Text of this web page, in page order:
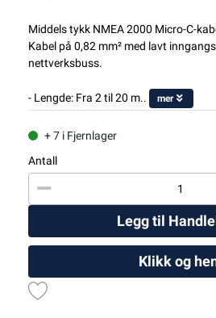
Middels tykk NMEA 2000 Micro-C-
Kabel på 0,82 mm² med lavt
nettverksbuss.
- Lengde: Fra 2 til 20 m.. mer
+ 7 i Fjernlager
Antall
Legg til
Klikk og